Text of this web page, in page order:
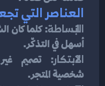
العناصر التي
البساطة
أسهل في التذكّر.
الابتكار
شخصية المتجر.